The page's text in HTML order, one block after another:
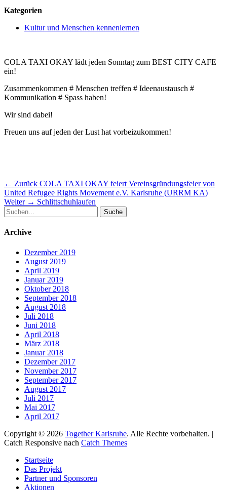
Kategorien
Kultur und Menschen kennenlernen
COLA TAXI OKAY lädt jeden Sonntag zum BEST CITY CAFE
ein!
Zusammenkommen # Menschen treffen # Ideenaustausch #
Kommunikation # Spass haben!
Wir sind dabei!
Freuen uns auf jeden der Lust hat vorbeizukommen!
Beitragsnavigation
← Zurück Vorheriger
Beitrag:
COLA TAXI OKAY feiert Vereinsgründungsfeier von
United Refugee Rights Movement e.V. Karlsruhe (URRM KA)
Weiter → Nächster
Schlittschuhlaufen
Suche
nach:
Archive
Dezember 2019
August 2019
April 2019
Januar 2019
Oktober 2018
September 2018
August 2018
Juli 2018
Juni 2018
April 2018
März 2018
Januar 2018
Dezember 2017
November 2017
September 2017
August 2017
Juli 2017
Mai 2017
April 2017
Copyright © 2026 Together Karlsruhe. Alle Rechte vorbehalten. |
Catch Responsive nach Catch Themes
oben
scrollen
Startseite
Das Projekt
Partner und Sponsoren
Aktionen